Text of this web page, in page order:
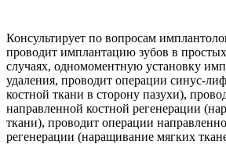
Консультирует по вопросам
проводит имплантацию зубов в
случаях, одномоментную установку
удаления, проводит операции синус-
костной ткани в сторону пазухи),
направленной костной регенерации
ткани), проводит операции
регенерации (наращивание мягких